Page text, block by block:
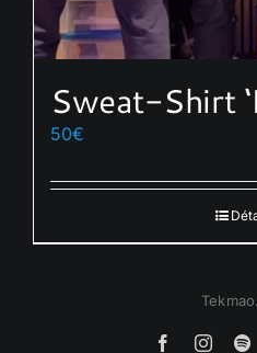
Sweat-Shirt
50€
Facebook